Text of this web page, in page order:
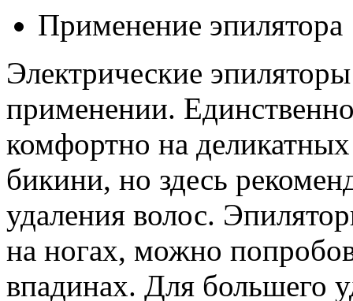
Применение эпилятора
Электрические
применении.
комфортно на
бикини, но здесь
удаления волос.
на ногах, можно
впадинах. Для большего